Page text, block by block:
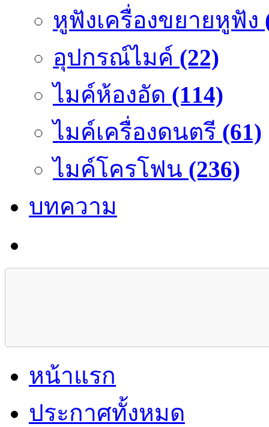
หูฟังเครื่องขยายหูฟัง
อุปกรณ์ไมค์ (22)
ไมค์ห้องอัด (114)
ไมค์เครื่องดนตรี (61)
ไมค์โครโฟน (236)
บทความ
หน้าแรก
ประกาศทั้งหมด